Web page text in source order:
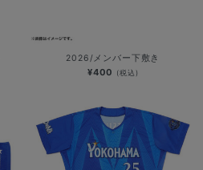
2026/メンバー下敷き
¥400 (税込)